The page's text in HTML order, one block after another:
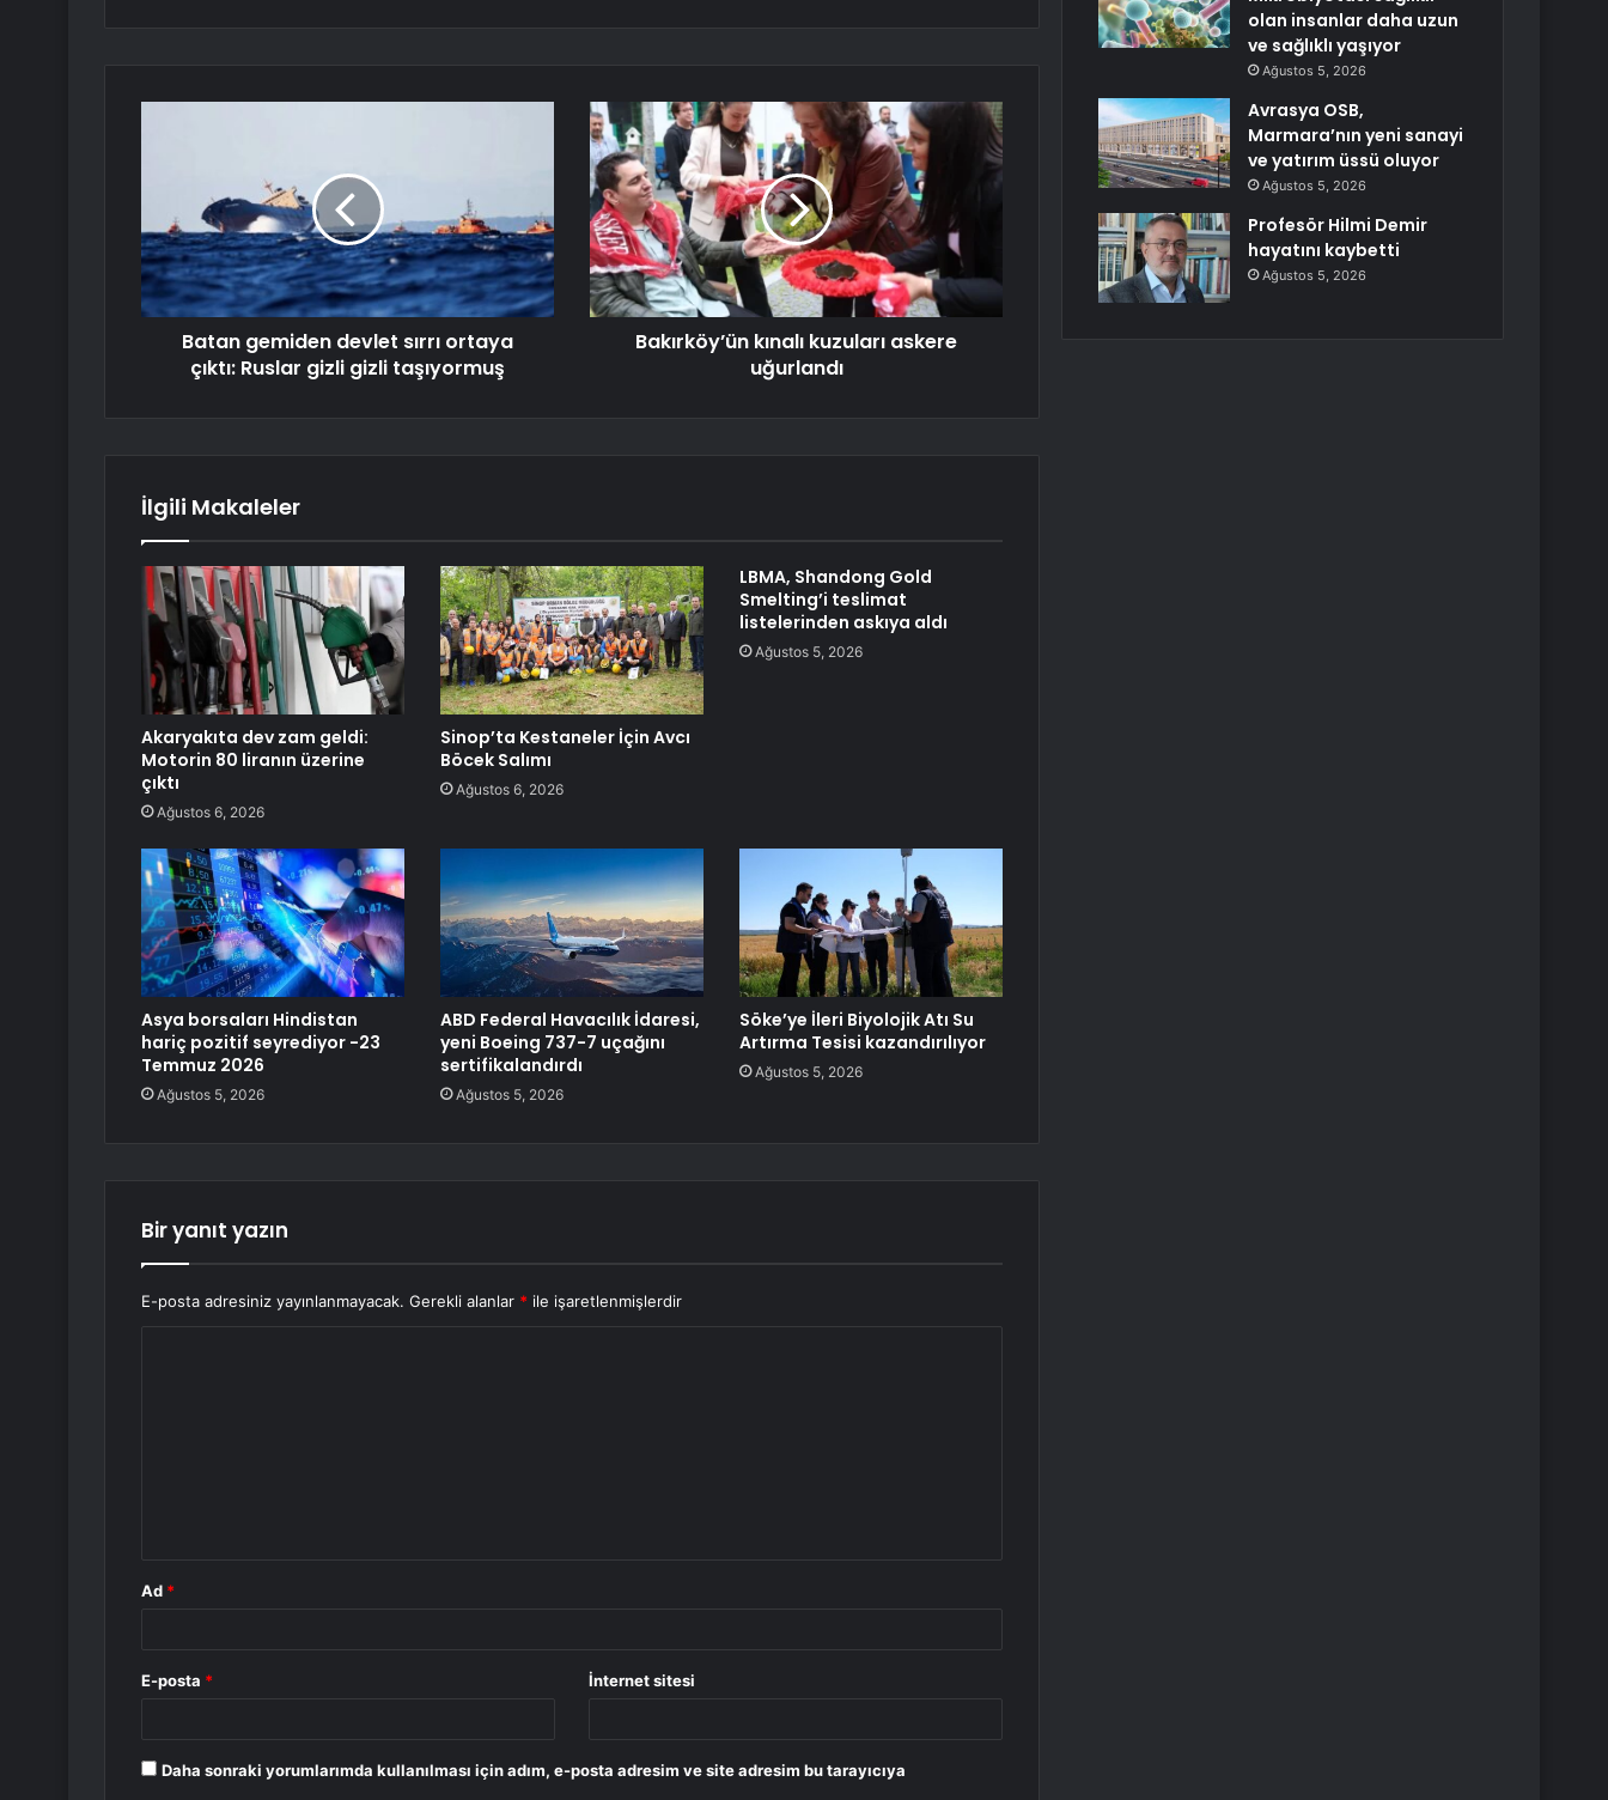
Batan gemiden devlet sırrı ortaya
çıktı: Ruslar gizli gizli taşıyormuş
Bakırköy’ün kınalı kuzuları askere
uğurlandı
İlgili Makaleler
Akaryakıta dev zam geldi:
Motorin 80 liranın üzerine
çıktı
Ağustos 6, 2026
Sinop’ta Kestaneler İçin Avcı
Böcek Salımı
Ağustos 6, 2026
LBMA, Shandong Gold
Smelting’i teslimat
listelerinden askıya aldı
Ağustos 5, 2026
Asya borsaları Hindistan
hariç pozitif seyrediyor -23
Temmuz 2026
Ağustos 5, 2026
ABD Federal Havacılık İdaresi,
yeni Boeing 737-7 uçağını
sertifikalandırdı
Ağustos 5, 2026
Söke’ye İleri Biyolojik Atı Su
Artırma Tesisi kazandırılıyor
Ağustos 5, 2026
Bir yanıt yazın
E-posta adresiniz yayınlanmayacak. Gerekli alanlar * ile işaretlenmişlerdir
Ad *
E-posta * İnternet sitesi
Daha sonraki yorumlarımda kullanılması için adım, e-posta adresim ve site adresim bu tarayıcıya
olan insanlar daha uzun
ve sağlıklı yaşıyor
Ağustos 5, 2026
Avrasya OSB,
Marmara’nın yeni sanayi
ve yatırım üssü oluyor
Ağustos 5, 2026
Profesör Hilmi Demir
hayatını kaybetti
Ağustos 5, 2026